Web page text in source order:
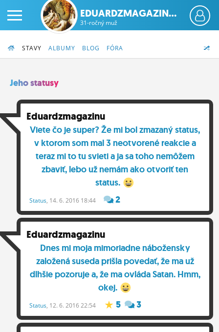
PRIHLÁS SA
ČINŽIAK
FÓRUM
STATUSY
OBRÁZKY
ĽUDIA
MÔJ PROFIL
NASTAVENIA
EDUARDZMAGAZIN...
31-ročný muž
STAVY ALBUMY BLOG FÓRA
Jeho statusy
Eduardzmagazinu
Viete čo je super? Že mi bol zmazaný status,
v ktorom som mal 3 neotvorené reakcie a
teraz mi to tu svieti a ja sa toho nemôžem
zbaviť, lebo už nemám ako otvoriť ten
status.
Status, 14. 6. 2016 18:44 2
Eduardzmagazinu
Dnes mi moja mimoriadne nábožensky
založená suseda prišla povedať, že ma už
dlhšie pozoruje a, že ma ovláda Satan. Hmm,
okej.
Status, 12. 6. 2016 22:54 5 3